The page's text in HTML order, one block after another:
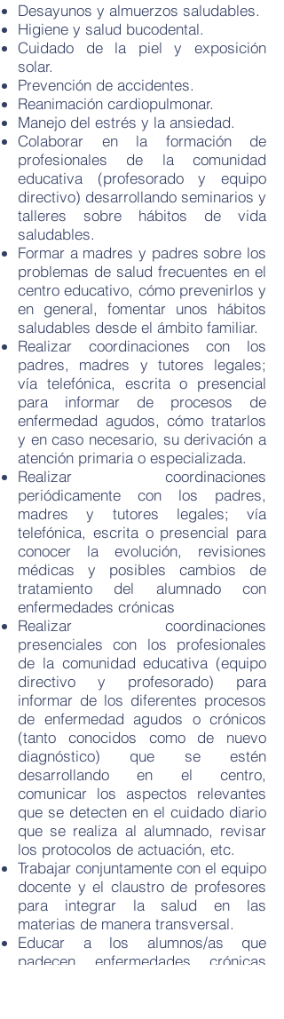
Desayunos y almuerzos saludables.
Higiene y salud bucodental.
Cuidado de la piel y exposición
solar.
Prevención de accidentes.
Reanimación cardiopulmonar.
Manejo del estrés y la ansiedad.
Colaborar en la formación de
profesionales de la comunidad
educativa (profesorado y equipo
directivo) desarrollando seminarios y
talleres sobre hábitos de vida
saludables.
Formar a madres y padres sobre los
problemas de salud frecuentes en el
centro educativo, cómo prevenirlos y
en general, fomentar unos hábitos
saludables desde el ámbito familiar.
Realizar coordinaciones con los
padres, madres y tutores legales;
vía telefónica, escrita o presencial
para informar de procesos de
enfermedad agudos, cómo tratarlos
y en caso necesario, su derivación a
atención primaria o especializada.
Realizar coordinaciones
periódicamente con los padres,
madres y tutores legales; vía
telefónica, escrita o presencial para
conocer la evolución, revisiones
médicas y posibles cambios de
tratamiento del alumnado con
enfermedades crónicas
Realizar coordinaciones
presenciales con los profesionales
de la comunidad educativa (equipo
directivo y profesorado) para
informar de los diferentes procesos
de enfermedad agudos o crónicos
(tanto conocidos como de nuevo
diagnóstico) que se estén
desarrollando en el centro,
comunicar los aspectos relevantes
que se detecten en el cuidado diario
que se realiza al alumnado, revisar
los protocolos de actuación, etc.
Trabajar conjuntamente con el equipo
docente y el claustro de profesores
para integrar la salud en las
materias de manera transversal.
Educar a los alumnos/as que
padecen enfermedades crónicas